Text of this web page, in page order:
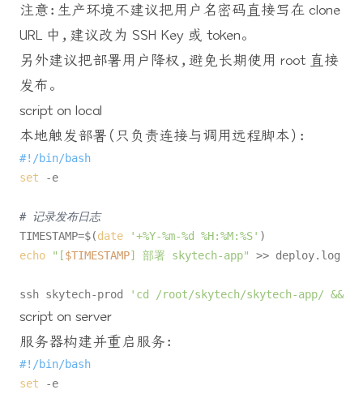
注意：生产环境不建议把用户名密码直接写在 clone
URL 中，建议改为 SSH Key 或 token。
另外建议把部署用户降权，避免长期使用 root 直接
发布。
script on local
本地触发部署（只负责连接与调用远程脚本）：
#!/bin/bash
set -e
# 记录发布日志
TIMESTAMP=$(date '+%Y-%m-%d %H:%M:%S'
echo
"[$TIMESTAMP] 部署 skytech-app" >> deploy.log
ssh skytech-prod 'cd /root/skytech/skytech-app/ &&
script on server
服务器构建并重启服务：
#!/bin/bash
set -e